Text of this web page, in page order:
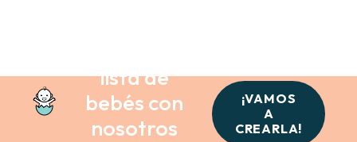
lista de
bebés con
nosotros
¡VAMOS
A
CREARLA!